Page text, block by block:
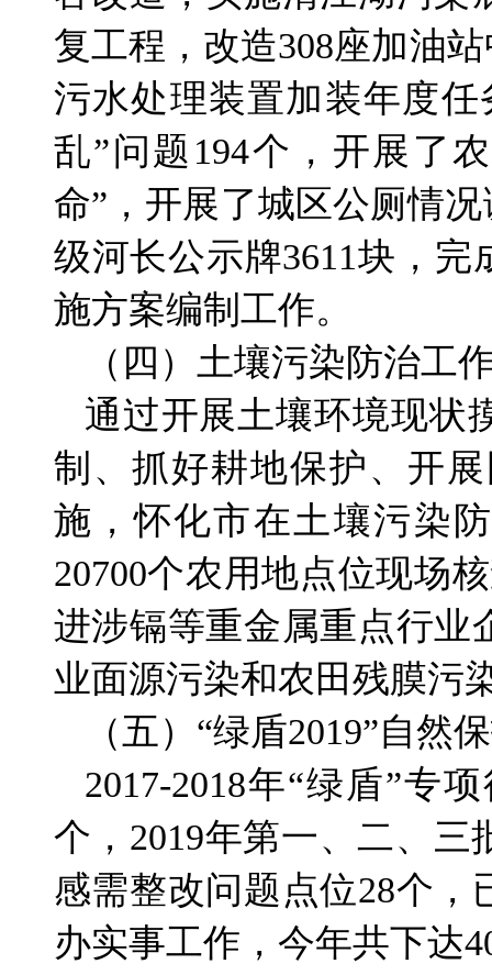
复工程，改造308座加油
污水处理装置加装年度
乱”问题194个，开展了
命”，开展了城区公厕情
级河长公示牌3611块，完
施方案编制工作。
（四）土壤污染防治工
通过开展土壤环境现状
制、抓好耕地保护、开
施，怀化市在土壤污染
20700个农用地点位现场
进涉镉等重金属重点行业
业面源污染和农田残膜污
（五）“绿盾2019”自
2017-2018年“绿盾”专
个，2019年第一、二、
感需整改问题点位28个，
办实事工作，今年共下达